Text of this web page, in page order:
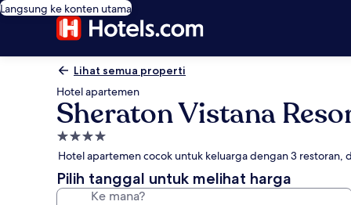
Langsung ke konten utama
Lihat semua properti
Hotel apartemen
Sheraton Vistana
Properti
bintang
4.0
Hotel apartemen cocok untuk keluarga dengan 3
Pilih tanggal untuk melihat harga
Ke mana?